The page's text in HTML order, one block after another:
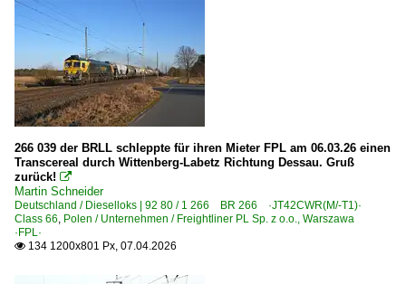
4 185 ·DE 18·
Dieselloks | bis 100 km/h | 98 80
0 266 BR 266 ·MaK G 500 C·
0 275 BR 275 ·MaK G 1206 BB·
3 294 BR 294.5 remotorisiert ·MaK V 90·
3 298 BR 298 · DR 111 DR V 100
3 420 ·KHD MG 530 C·
266 039 der BRLL schleppte für ihren Mieter FPL am 06.03.26 einen
Transcereal durch Wittenberg-Labetz Richtung Dessau. Gruß
zurück! 
Martin Schneider
Deutschland / Dieselloks | 92 80 / 1 266 BR 266 ·JT42CWR(M/-T1)·
Class 66, Polen / Unternehmen / Freightliner PL Sp. z o.o., Warszawa
·FPL·
 134 1200x801 Px, 07.04.2026